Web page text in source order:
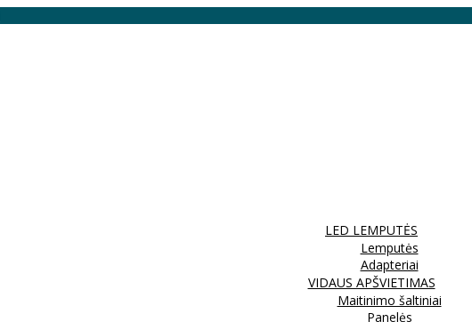
LED LEMPUTĖS
Lemputės
Adapteriai
VIDAUS APŠVIETIMAS
Maitinimo šaltiniai
Panelės